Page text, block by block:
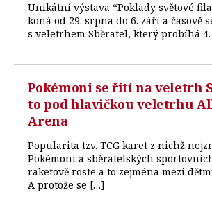
Unikátní výstava “Poklady světové
koná od 29. srpna do 6. září a časově
s veletrhem Sběratel, který probíhá
Pokémoni se řítí na veletrh
to pod hlavičkou veletrhu
Arena
Popularita tzv. TCG karet z nichž
Pokémoni a sběratelských
raketově roste a to zejména mezi
A protože se […]